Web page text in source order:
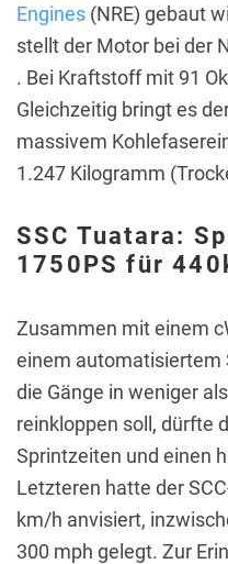
Engines (NRE) gebaut
stellt der Motor bei der
. Bei Kraftstoff mit 91
Gleichzeitig bringt es
massivem
1.247 Kilogramm
SSC Tuatara:
1750PS für
Zusammen mit einem
einem automatisiertem
die Gänge in weniger
reinkloppen soll, dürfte
Sprintzeiten und einen
Letzteren hatte der
km/h anvisiert,
300 mph gelegt. Zur